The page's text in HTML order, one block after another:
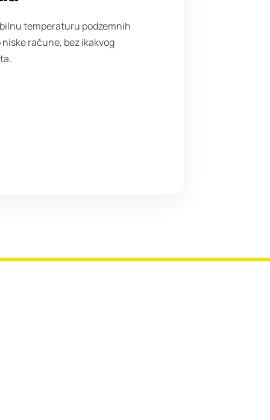
temperaturu podzemnih
račune, bez ikakvog